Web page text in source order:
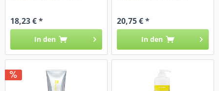
18,23 € *
In den
20,75 € *
In den